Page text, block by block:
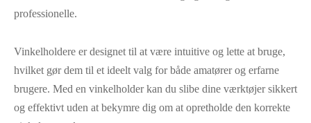
professionelle.
Vinkelholdere er designet til at være intuitive og lette at bruge,
hvilket gør dem til et ideelt valg for både amatører og erfarne
brugere. Med en vinkelholder kan du slibe dine værktøjer sikkert
og effektivt uden at bekymre dig om at opretholde den korrekte